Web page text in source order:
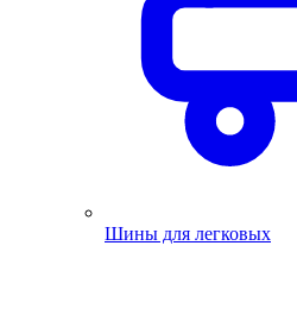
Шины для легковых